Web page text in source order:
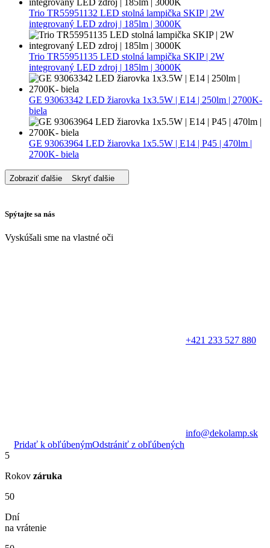
Trio TR55951132 LED stolná lampička SKIP | 2W
integrovaný LED zdroj | 185lm | 3000K
Trio TR55951135 LED stolná lampička SKIP | 2W
integrovaný LED zdroj | 185lm | 3000K
GE 93063342 LED žiarovka 1x3.5W | E14 | 250lm | 2700K-
biela
GE 93063964 LED žiarovka 1x5.5W | E14 | P45 | 470lm |
2700K- biela
Zobraziť ďalšie Skryť ďalšie
Spýtajte sa nás
Vyskúšali sme na vlastné oči
+421 233 527 880
info@dekolamp.sk
Pridať k obľúbenýmOdstrániť z obľúbených
5
Rokov záruka
50
Dní
na vrátenie